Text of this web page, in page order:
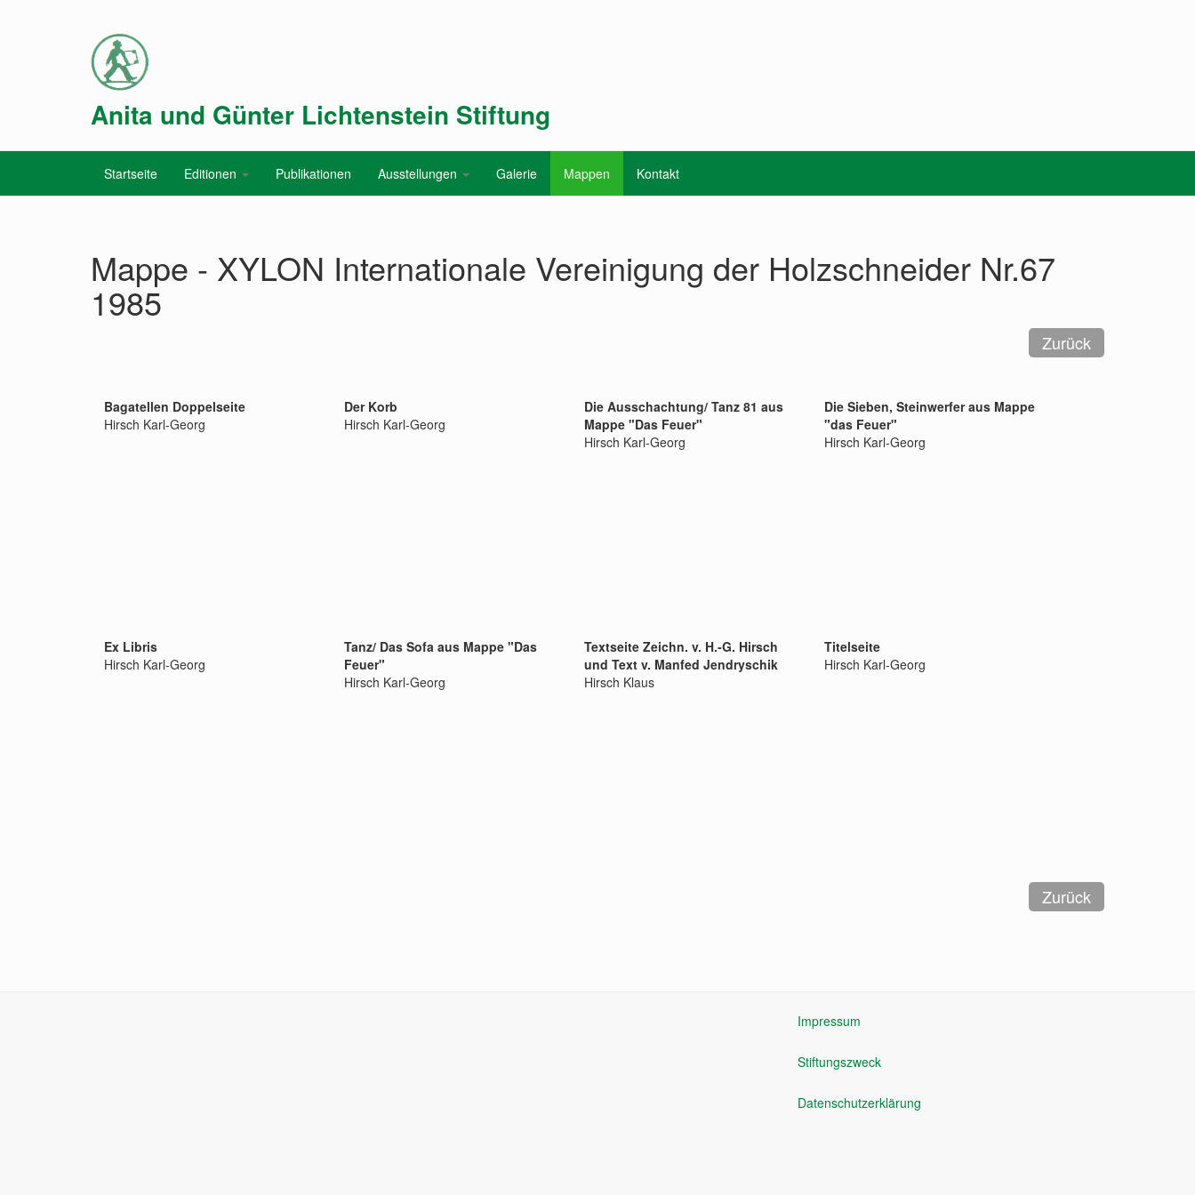
Anita und Günter Lichtenstein Stiftung
Startseite Editionen Publikationen Ausstellungen Galerie Mappen Kontakt
Mappe - XYLON Internationale Vereinigung der Holzschneider Nr.67
1985
Bagatellen Doppelseite
Hirsch Karl-Georg
Der Korb
Hirsch Karl-Georg
Die Ausschachtung/ Tanz 81 aus
Mappe "Das Feuer"
Hirsch Karl-Georg
Die Sieben, Steinwerfer aus Mappe
"das Feuer"
Hirsch Karl-Georg
Ex Libris
Hirsch Karl-Georg
Tanz/ Das Sofa aus Mappe "Das
Feuer"
Hirsch Karl-Georg
Textseite Zeichn. v. H.-G. Hirsch
und Text v. Manfed Jendryschik
Hirsch Klaus
Titelseite
Hirsch Karl-Georg
Impressum
Stiftungszweck
Datenschutzerklärung